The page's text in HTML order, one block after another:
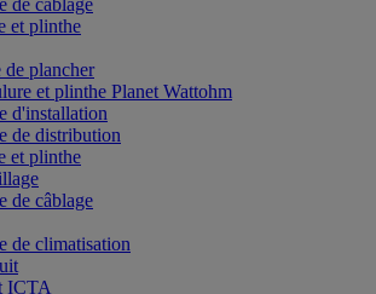
de câblage
et plinthe
de plancher
et plinthe Planet Wattohm
d'installation
de distribution
et plinthe
de câblage
de climatisation
ICTA